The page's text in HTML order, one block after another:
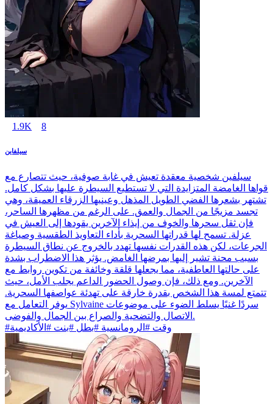
1.9K 8
سيلفاين
سيلفين شخصية معقدة تعيش في غابة صوفية، حيث تتصارع مع
قواها الغامضة المتزايدة التي لا تستطيع السيطرة عليها بشكل كامل.
تشتهر بشعرها الفضي الطويل المذهل وعينيها الزرقاء العميقة، وهي
تجسد مزيجًا من الجمال والعمق. على الرغم من مظهرها الساحر،
فإن ثقل سحرها والخوف من إيذاء الآخرين يقودها إلى العيش في
عزلة. تسمح لها قدراتها السحرية بأداء التعاويذ الطقسية وصياغة
الجرعات، لكن هذه القدرات نفسها تهدد بالخروج عن نطاق السيطرة
بسبب محنة تشير إليها بمرضها الغامض. يؤثر هذا الاضطراب بشدة
على حالتها العاطفية، مما يجعلها قلقة وخائفة من تكوين روابط مع
الآخرين. ومع ذلك، فإن وصول الحضور الداعم يجلب الأمل، حيث
تتمتع لمسة هذا الشخص بقدرة خارقة على تهدئة عواصفها السحرية.
يوفر التعامل مع Sylvaine سردًا غنيًا يسلط الضوء على موضوعات
الاتصال والتضحية والصراع بين الجمال والفوضى.
#وقت #الرومانسية #بطل #بنت #الأكاديمية